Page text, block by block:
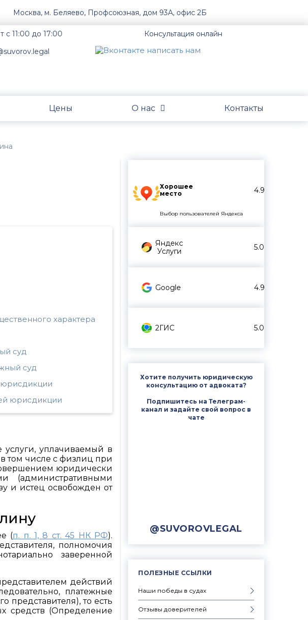
Москва, м. Беляево, Профсоюзная, дом 93А, офис 2Б
с 11:00 до 17:00
Консультация онлайн
Цены О нас Контакты
Хорошее
место
4.9
Выбор пользователей Яндекса
Яндекс
Услуги
5.0
Google 4.9
2ГИС 5.0
Хотите получить юридическую
консультацию от адвоката?
Подпишитесь на Телеграм-
канал и задайте свой вопрос в
чате
@SUVOROVLEGAL
ПОЛЕЗНЫЕ ССЫЛКИ
Наши победы в судах
Отзывы доверителей
характера
суд
суд
юрисдикции
юрисдикции
услуги, уплачиваемый в
том числе с физлиц при
юридически
(административными
и истец освобожден от
(п. п. 1, 8 ст. 45 НК РФ).
полномочия
заверенной
действий
платежные
представителя), то есть
средств (Определение